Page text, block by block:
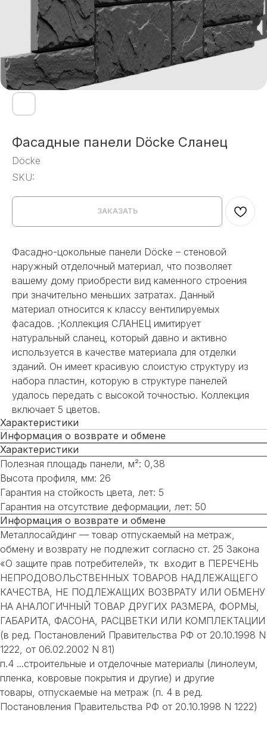
Фасадные панели Döcke Сланец
Döcke
SKU:
ЗАКАЗАТЬ
Фасадно-цокольные панели Döcke – стеновой
наружный отделочный материал, что позволяет
вашему дому приобрести вид каменного строения
при значительно меньших затратах. Данный
материал относится к классу вентилируемых
фасадов. ;Коллекция СЛАНЕЦ имитирует
натуральный сланец, который давно и активно
используется в качестве материала для отделки
зданий. Он имеет красивую слоистую структуру из
набора пластин, которую в структуре панелей
удалось передать с высокой точностью. Коллекция
включает 5 цветов.
Характеристики
Информация о возврате и обмене
Характеристики
Полезная площадь панели, м²: 0,38
Высота профиля, мм: 26
Гарантия на стойкость цвета, лет: 5
Гарантия на отсутствие деформации, лет: 50
Информация о возврате и обмене
Металлосайдинг — товар отпускаемый на метраж,
обмену и возврату не подлежит согласно ст. 25 Закона
«О защите прав потребителей», тк входит в ПЕРЕЧЕНЬ
НЕПРОДОВОЛЬСТВЕННЫХ ТОВАРОВ НАДЛЕЖАЩЕГО
КАЧЕСТВА, НЕ ПОДЛЕЖАЩИХ ВОЗВРАТУ ИЛИ ОБМЕНУ
НА АНАЛОГИЧНЫЙ ТОВАР ДРУГИХ РАЗМЕРА, ФОРМЫ,
ГАБАРИТА, ФАСОНА, РАСЦВЕТКИ ИЛИ КОМПЛЕКТАЦИИ
(в ред. Постановлений Правительства РФ от 20.10.1998 N
1222, от 06.02.2002 N 81)
п.4 ...строительные и отделочные материалы (линолеум,
пленка, ковровые покрытия и другие) и другие
товары, отпускаемые на метраж (п. 4 в ред.
Постановления Правительства РФ от 20.10.1998 N 1222)